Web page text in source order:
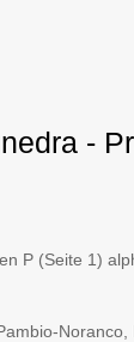
-
P (Seite 1)
Noranco,